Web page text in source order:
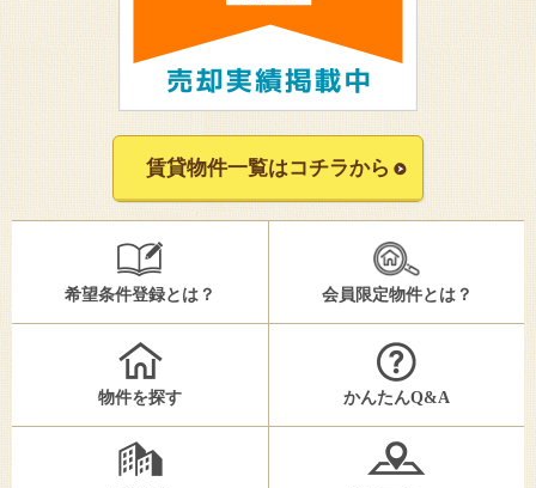
賃貸物件一覧はコチラから
希望条件登録とは？ 会員限定物件とは？
物件を探す かんたんQ&A